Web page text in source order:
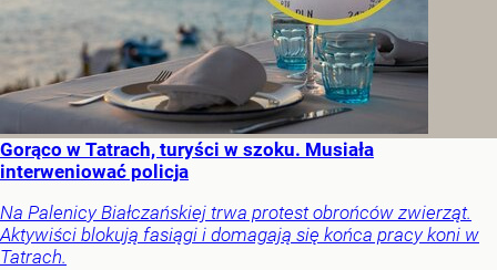
Gorąco w Tatrach, turyści w szoku. Musiała
interweniować policja
Na Palenicy Białczańskiej trwa protest obrońców zwierząt.
Aktywiści blokują fasiągi i domagają się końca pracy koni w
Tatrach.